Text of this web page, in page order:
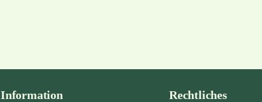
Information Rechtliches